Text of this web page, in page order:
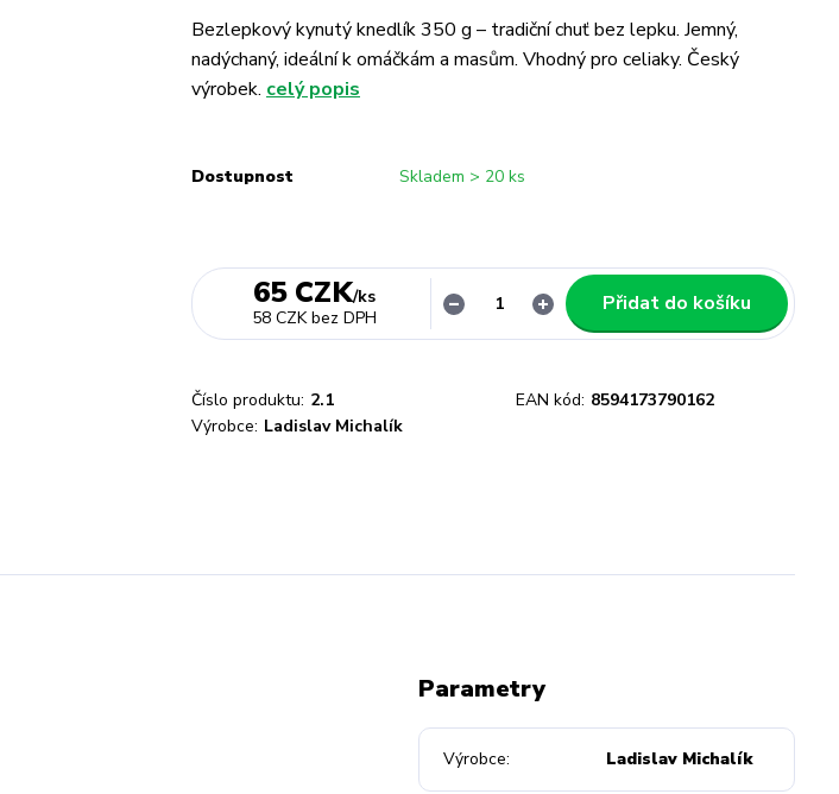
Bezlepkový kynutý knedlík 350 g – tradiční chuť bez lepku. Jemný,
nadýchaný, ideální k omáčkám a masům. Vhodný pro celiaky. Český
výrobek. celý popis
Dostupnost Skladem > 20 ks
65 CZK/ks
58 CZK bez DPH
Přidat do košíku
Číslo produktu: 2.1 EAN kód: 8594173790162
Výrobce: Ladislav Michalík
Parametry
Výrobce Ladislav Michalík